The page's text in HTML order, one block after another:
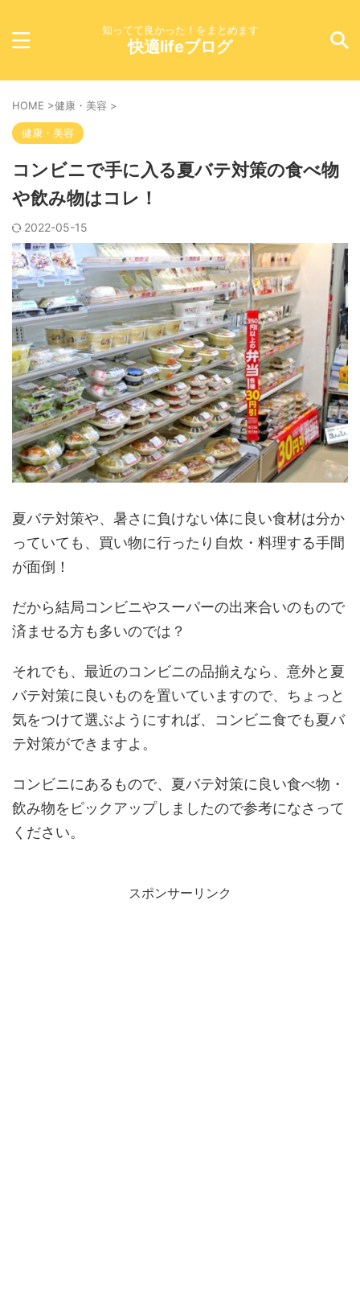
知ってて良かった！をまとめます
快適lifeブログ
HOME >健康・美容 >
健康・美容
コンビニで手に入る夏バテ対策の食べ物
や飲み物はコレ！
2022-05-15
夏バテ対策や、暑さに負けない体に良い食材は分か
っていても、買い物に行ったり自炊・料理する手間
が面倒！
だから結局コンビニやスーパーの出来合いのもので
済ませる方も多いのでは？
それでも、最近のコンビニの品揃えなら、意外と夏
バテ対策に良いものを置いていますので、ちょっと
気をつけて選ぶようにすれば、コンビニ食でも夏バ
テ対策ができますよ。
コンビニにあるもので、夏バテ対策に良い食べ物・
飲み物をピックアップしましたので参考になさって
ください。
スポンサーリンク